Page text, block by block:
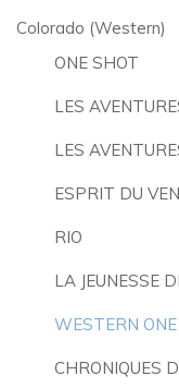
Colorado (Western)
ONE SHOT
LES
LES
ESPRIT DU
RIO
LA JEUNESSE
WESTERN
CHRONIQUES